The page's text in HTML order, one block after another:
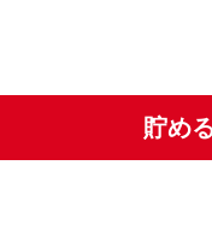
貯め